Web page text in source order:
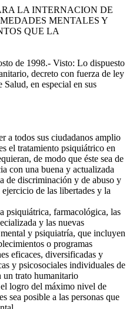
LA INTERNACION DE
MENTALES Y
QUE LA
de 1998.- Visto: Lo dispuesto
decreto con fuerza de ley
en especial en sus
a todos sus ciudadanos amplio
el tratamiento psiquiátrico en
de modo que éste sea de
con una buena y actualizada
de discriminación y de abuso y
de las libertades y la
psiquiátrica, farmacológica, las
y las nuevas
y psiquiatría, que incluyen
o programas
eficaces, diversificadas y
y psicosociales individuales de
un trato humanitario
logro del máximo nivel de
sea posible a las personas que